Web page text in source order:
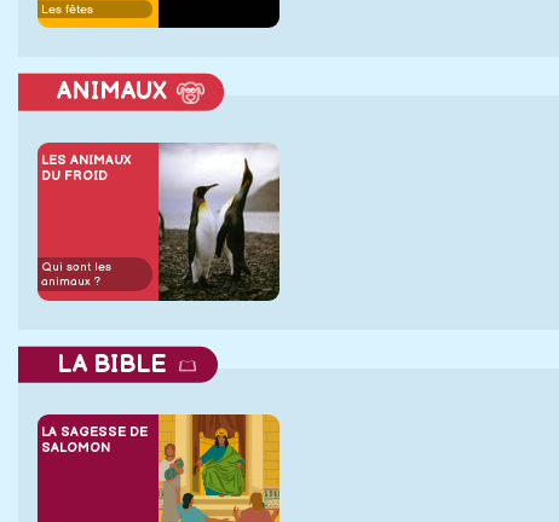
Les fêtes
ANIMAUX
LES ANIMAUX
DU FROID
Qui sont les
animaux ?
LA BIBLE
LA SAGESSE DE
SALOMON